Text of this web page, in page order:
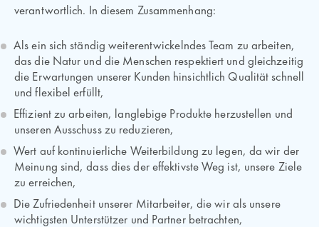
verantwortlich. In diesem Zusammenhang:
Als ein sich ständig weiterentwickelndes Team zu arbeiten,
das die Natur und die Menschen respektiert und gleichzeitig
die Erwartungen unserer Kunden hinsichtlich Qualität schnell
und flexibel erfüllt,
Effizient zu arbeiten, langlebige Produkte herzustellen und
unseren Ausschuss zu reduzieren,
Wert auf kontinuierliche Weiterbildung zu legen, da wir der
Meinung sind, dass dies der effektivste Weg ist, unsere Ziele
zu erreichen,
Die Zufriedenheit unserer Mitarbeiter, die wir als unsere
wichtigsten Unterstützer und Partner betrachten,